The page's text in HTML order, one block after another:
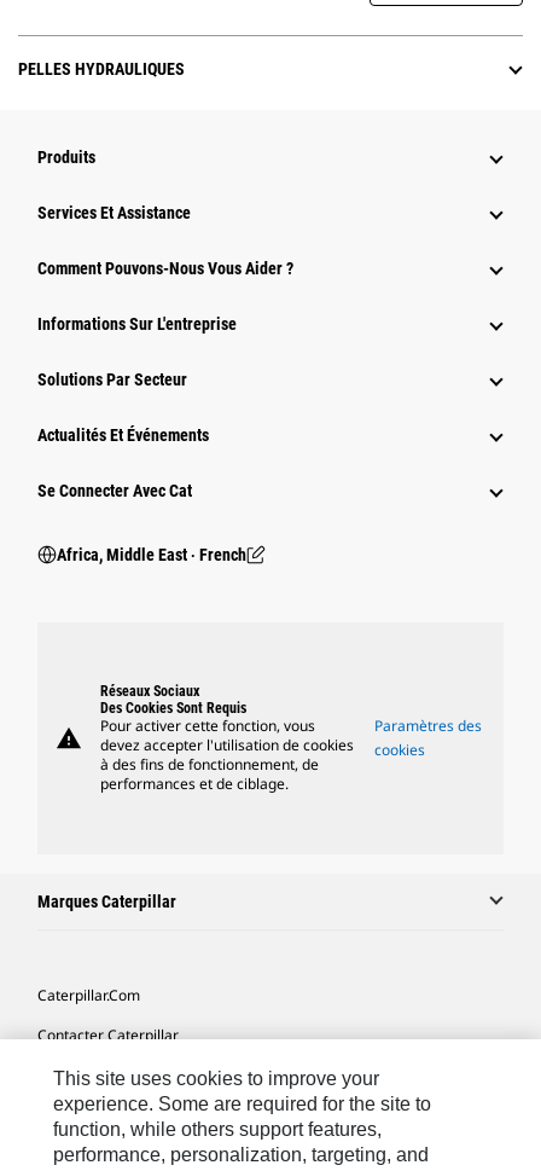
PELLES HYDRAULIQUES
Produits
Services Et Assistance
Comment Pouvons-Nous Vous Aider ?
Informations Sur L'entreprise
Solutions Par Secteur
Actualités Et Événements
Se Connecter Avec Cat
Africa, Middle East ‧ French
warning
Réseaux Sociaux
Des Cookies Sont Requis
Pour activer cette fonction, vous
devez accepter l'utilisation de cookies
à des fins de fonctionnement, de
performances et de ciblage.
Paramètres des
cookies
Marques Caterpillar
Caterpillar.com
Contacter Caterpillar
Mes Préférences Marketing
Plan Du Site
Cookie Settings
This site uses cookies to improve your
experience. Some are required for the site to
function, while others support features,
performance, personalization, targeting, and